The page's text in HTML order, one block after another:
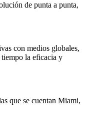
de punta a punta,
con medios globales,
tiempo la eficacia y
que se cuentan Miami,